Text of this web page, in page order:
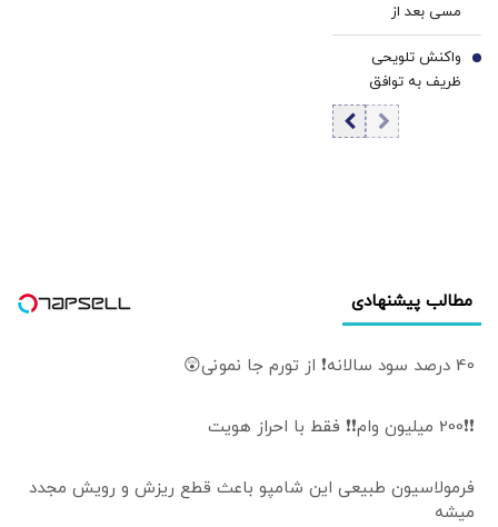
اعتباری بیشترین
مسی بعد از
درگذشت پدرش
واکنش تلویحی
ظریف به توافق
7
مطالب پیشنهادی
40 درصد سود سالانه❗ از تورم جا نمونی😲
❗❗200 میلیون وام❗❗ فقط با احراز هویت
فرمولاسیون طبیعی این شامپو باعث قطع ریزش و رویش مجدد
میشه